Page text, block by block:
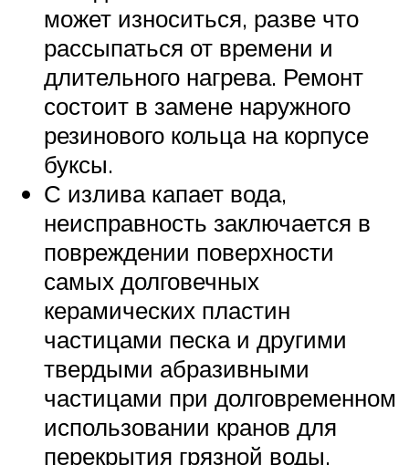
может износиться, разве что
рассыпаться от времени и
длительного нагрева. Ремонт
состоит в замене наружного
резинового кольца на корпусе
буксы.
С излива капает вода,
неисправность заключается в
повреждении поверхности
самых долговечных
керамических пластин
частицами песка и другими
твердыми абразивными
частицами при долговременном
использовании кранов для
перекрытия грязной воды.